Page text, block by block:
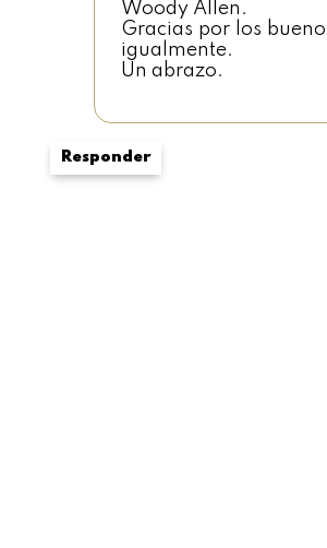
Woody Allen.
Gracias por los
igualmente.
Un abrazo.
Responder